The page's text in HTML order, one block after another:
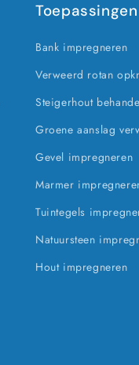
Toepassingen
Bank impregneren
Verweerd rotan
Steigerhout
Groene aanslag
Gevel impregneren
Marmer
Tuintegels
Natuursteen
Hout impregneren